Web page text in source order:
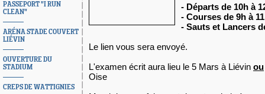
PASSEPORT "I RUN
CLEAN"
ARÉNA STADE COUVERT
LIÉVIN
OUVERTURE DU
STADIUM
CREPS DE WATTIGNIES
- Départs de 10h à
- Courses de 9h à
- Sauts et Lancers
Le lien vous sera envoyé.
L'examen écrit aura lieu le 5 Mars à Liévin ou
Oise